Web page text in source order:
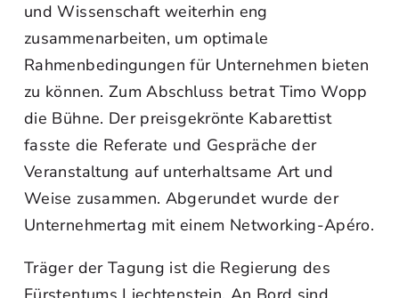
und Wissenschaft weiterhin eng
zusammenarbeiten, um optimale
Rahmenbedingungen für Unternehmen bieten
zu können. Zum Abschluss betrat Timo Wopp
die Bühne. Der preisgekrönte Kabarettist
fasste die Referate und Gespräche der
Veranstaltung auf unterhaltsame Art und
Weise zusammen. Abgerundet wurde der
Unternehmertag mit einem Networking-Apéro.
Träger der Tagung ist die Regierung des